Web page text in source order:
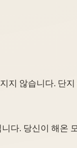
지 않습니다. 단
니다. 당신이 해온